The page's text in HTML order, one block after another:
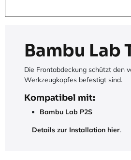
Bambu Lab
Die Frontabdeckung schützt den
Werkzeugkopfes befestigt sind.
Kompatibel mit:
Bambu Lab P2S
Details zur Installation hier.